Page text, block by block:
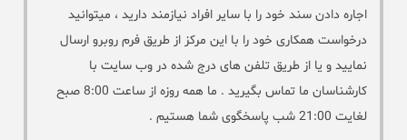
اجاره دادن سند خود را با سایر افراد نیازمند دارید ، میتوانید
درخواست همکاری خود را با این مرکز از طریق فرم روبرو ارسال
نمایید و یا از طریق تلفن های درج شده در وب سایت با
کارشناسان ما تماس بگیرید . ما همه روزه از ساعت 8:00 صبح
لغایت 21:00 شب پاسخگوی شما هستیم .